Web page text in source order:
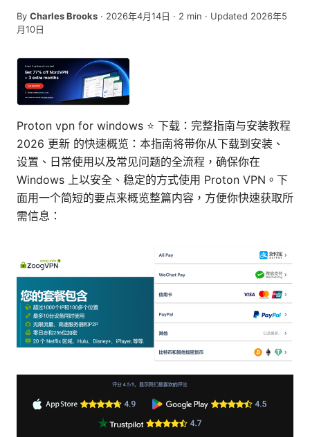
By Charles Brooks · 2026年4月14日 · 2 min · Updated 2026年5
月10日
Proton vpn for windows ⭐ 下载：完整指南与安装教程
2026 更新 的快速概览：本指南将带你从下载到安装、
设置、日常使用以及常见问题的全流程，确保你在
Windows 上以安全、稳定的方式使用 Proton VPN。下
面用一个简短的要点来概览整篇内容，方便你快速获取所
需信息：